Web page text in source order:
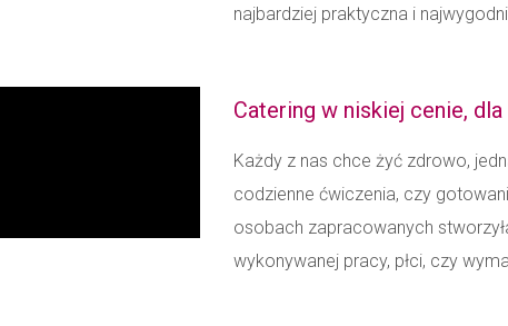
najbardziej praktyczna i
Catering w niskiej cenie, dla
Każdy z nas chce żyć zdrowo,
codzienne ćwiczenia, czy
osobach zapracowanych
wykonywanej pracy, płci, czy